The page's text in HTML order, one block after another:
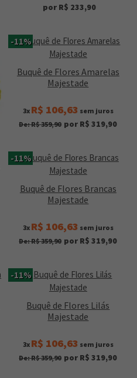
por R$ 233,90
-11%
Buquê de Flores Amarelas
Majestade
3x R$ 106,63 sem juros
De: R$ 359,90 por R$ 319,90
-11%
Buquê de Flores Brancas
Majestade
3x R$ 106,63 sem juros
De: R$ 359,90 por R$ 319,90
-11%
Buquê de Flores Lilás
Majestade
3x R$ 106,63 sem juros
De: R$ 359,90 por R$ 319,90